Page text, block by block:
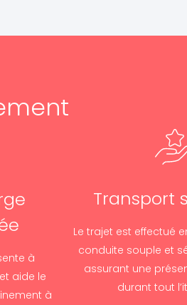
à
aide le
à
Transport
Le trajet est effectué
conduite souple et
assurant une
durant tout